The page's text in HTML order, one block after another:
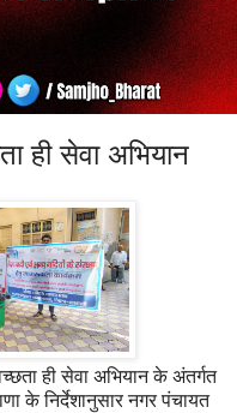
ही सेवा अभियान
ही सेवा अभियान के अंतर्गत
के निर्देशानुसार नगर पंचायत